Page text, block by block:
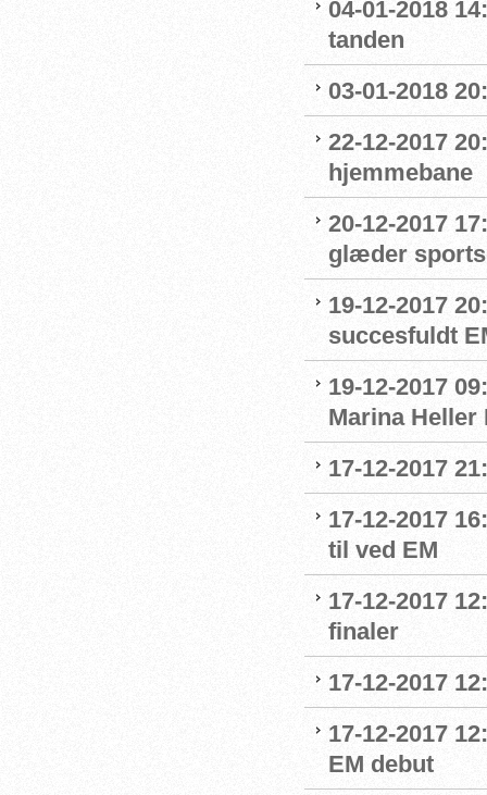
04-01-2018
tanden
03-01-2018
22-12-2017
hjemmebane
20-12-2017
glæder
19-12-2017
succesfuldt
19-12-2017
Marina Heller
17-12-2017
17-12-2017
til ved EM
17-12-2017
finaler
17-12-2017
17-12-2017
EM debut